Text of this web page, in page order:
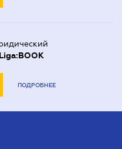
Liga:BOOK
ПОДРОБНЕЕ